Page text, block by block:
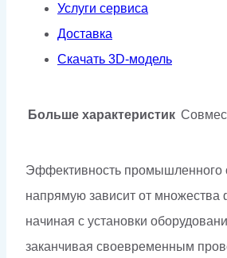
Услуги сервиса
Доставка
Скачать 3D-модель
Больше характеристик
Эффективность промышленного
напрямую зависит от множества
начиная с установки
заканчивая своевременным